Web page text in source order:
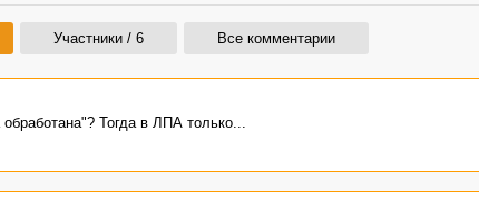
Участники / 6 Все комментарии
Тогда в ЛПА только...